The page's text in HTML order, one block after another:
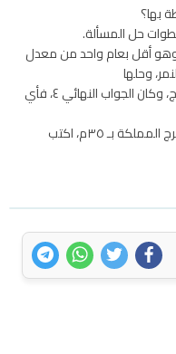
بها؟
حل المسألة.
في الحياة البرية ١٥ عاماً وهو أقل بعام واحد من معدل
وحلها
إذا قسمت عدداً على ٨، وطرحت ١١ من الناتج، وكان الجواب النهائي ٤، فأي
ارتفاع برج الفيصلية ٢٦٧م، وهو أقصر من برج المملكة بـ ٣٥م، اكتب